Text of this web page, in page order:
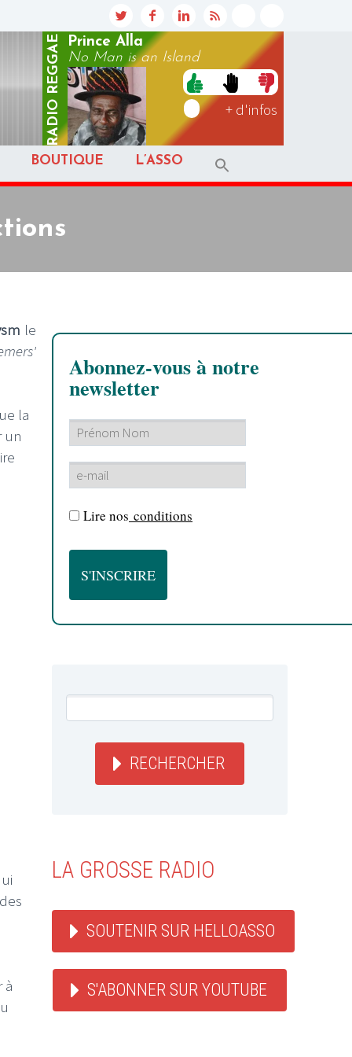
RADIO
REGGAE
Prince Alla
No Man is an Island
+ d'infos
BOUTIQUE L’ASSO
le
la
un
à
Abonnez-vous à notre
newsletter
Lire nos conditions
RECHERCHER
LA GROSSE RADIO
SOUTENIR SUR HELLOASSO
S'ABONNER SUR YOUTUBE